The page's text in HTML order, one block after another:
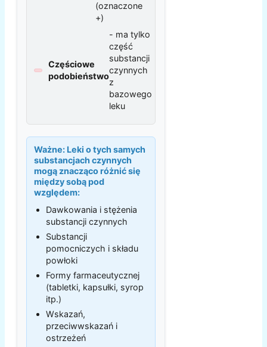
(oznaczone
+)
Częściowe
podobieństwo
- ma tylko
część
substancji
czynnych
z
bazowego
leku
Ważne: Leki o tych samych
substancjach czynnych
mogą znacząco różnić się
między sobą pod
względem:
Dawkowania i stężenia
substancji czynnych
Substancji
pomocniczych i składu
powłoki
Formy farmaceutycznej
(tabletki, kapsułki, syrop
itp.)
Wskazań,
przeciwwskazań i
ostrzeżeń